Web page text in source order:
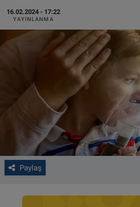
16.02.2024 - 17:22
YAYINLANMA
Paylaş
BİLİM-TEKNOLOJİ
SAĞLIK
FOTO GALERİ
VIDEO GALERİ
ALGEMENE VOORWAARDEN
CONTACT
Çerez Politikası
Haber Arşivi